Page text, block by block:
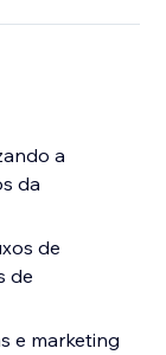
a
da
de
de
e marketing